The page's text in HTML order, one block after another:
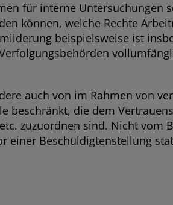
für interne Untersuchungen
können, welche Rechte
beispielsweise ist
auch von im Rahmen von
beschränkt, die dem
zuzuordnen sind. Nicht vom
einer Beschuldigtenstellung